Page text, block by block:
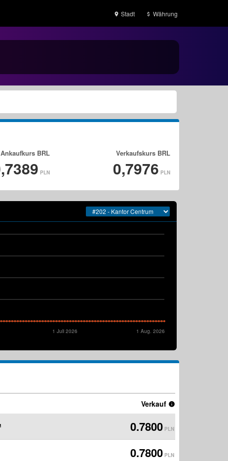
Stadt Währung
Ankaufkurs BRL
PLN
Verkaufskurs BRL
0,7976 PLN
1 Aug. 2026
1 Juli 2026
Verkauf
0.7800 PLN
0.7800 PLN